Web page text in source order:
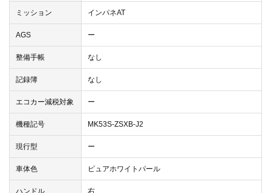
ミッション インパネAT
AGS ー
整備手帳 なし
記録簿 なし
エコカー減税対象 ー
機種記号 MK53S-ZSXB-J2
現行型 ー
車体色 ピュアホワイトパール